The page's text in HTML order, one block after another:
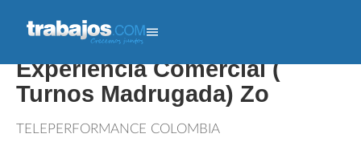
Asesor ( A ) Con
Experiencia Comercial (
Turnos Madrugada) Zo
TELEPERFORMANCE COLOMBIA